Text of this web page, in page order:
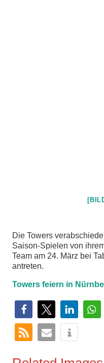
Die Towers
Saison-Spielen von
Team am 24. März bei
antreten.
Towers feiern in